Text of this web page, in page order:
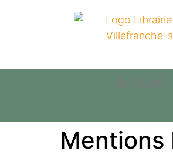
Accueil
Mentions